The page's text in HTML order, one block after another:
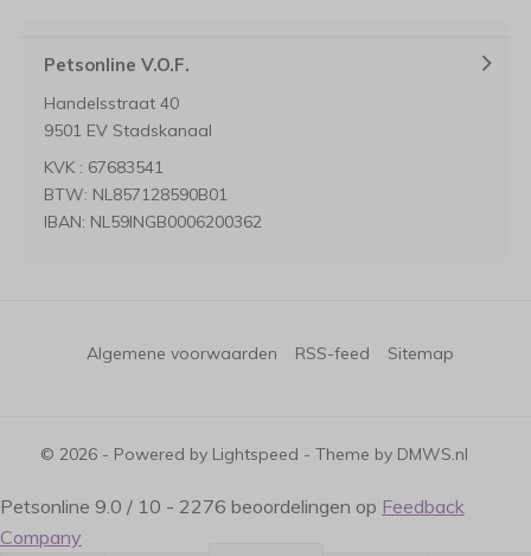
Petsonline V.O.F.
Handelsstraat 40
9501 EV Stadskanaal
KVK : 67683541
BTW: NL857128590B01
IBAN: NL59INGB0006200362
© 2026 - Powered by Lightspeed - Theme by DMWS.nl
Algemene voorwaarden RSS-feed Sitemap
Petsonline 9.0 / 10 - 2276 beoordelingen op Feedback
Company